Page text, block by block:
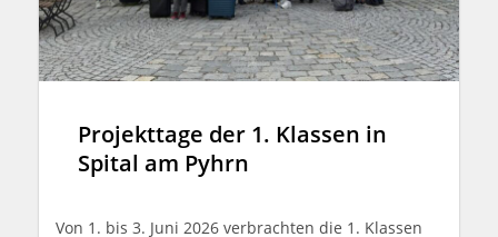
Projekttage der 1. Klassen in
Spital am Pyhrn
Von 1. bis 3. Juni 2026 verbrachten die 1. Klassen